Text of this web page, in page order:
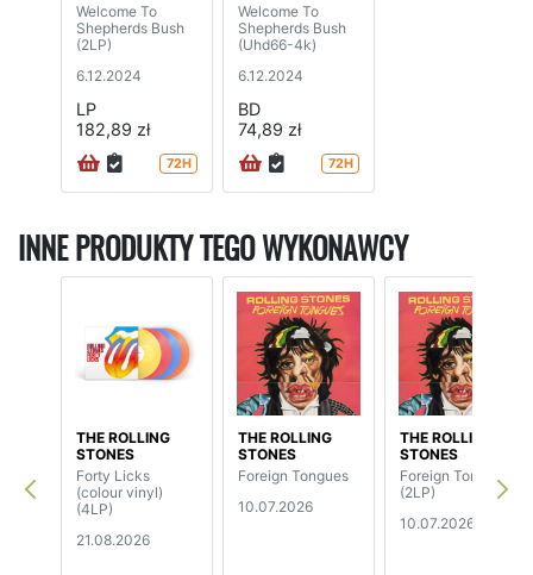
Welcome To
Shepherds Bush
(2LP)
6.12.2024
LP
182,89 zł
72H
Welcome To
Shepherds Bush
(Uhd66-4k)
6.12.2024
BD
74,89 zł
72H
INNE PRODUKTY TEGO WYKONAWCY
THE ROLLING
STONES
Forty Licks
(colour vinyl)
(4LP)
21.08.2026
THE ROLLING
STONES
Foreign Tongues
10.07.2026
THE ROLLING
STONES
Foreign Tongues
(2LP)
10.07.2026